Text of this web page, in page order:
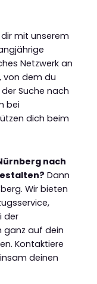
mit unserem
Netzwerk an
von dem du
Suche nach
bei
dich beim
nach
Dann
Wir bieten
der
ganz auf dein
Kontaktiere
deinen